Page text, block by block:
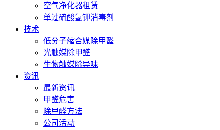
空气净化器租赁
单过硫酸氢钾消毒剂
技术
低分子缩合媒除甲醛
光触媒除甲醛
生物触媒除异味
资讯
最新资讯
甲醛危害
除甲醛方法
公司活动